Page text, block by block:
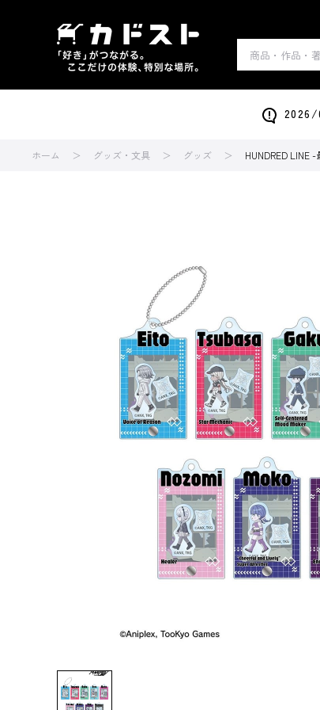
2026/
ホーム グッズ・文具 グッズ HUNDRED LINE